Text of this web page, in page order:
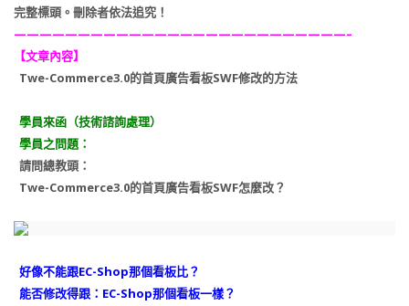
完整標頭。刪除者依法追究！
——————————————————————————–
【文章內容】
Twe-Commerce3.0的首頁廣告看板SWF修改的方法
學員來函（技術諮詢處理）
學員之問題：
請問總教頭：
Twe-Commerce3.0的首頁廣告看板SWF怎麼改？
好像不能跟EC-Shop那個看板比？
能否修改得跟：EC-Shop那個看板一樣？